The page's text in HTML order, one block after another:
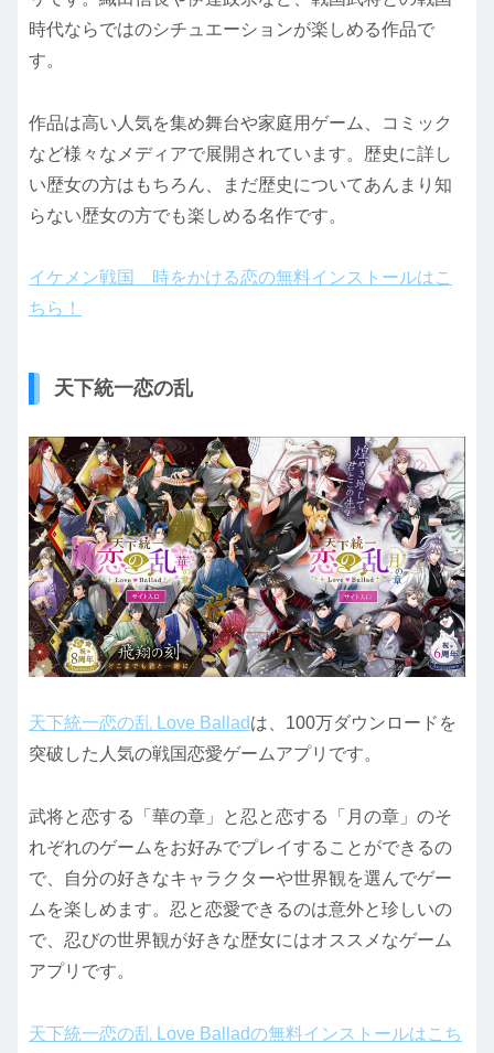
時代ならではのシチュエーションが楽しめる作品で
す。
作品は高い人気を集め舞台や家庭用ゲーム、コミック
など様々なメディアで展開されています。歴史に詳し
い歴女の方はもちろん、まだ歴史についてあんまり知
らない歴女の方でも楽しめる名作です。
イケメン戦国 時をかける恋の無料インストールはこ
ちら！
天下統一恋の乱
天下統一恋の乱 Love Balladは、100万ダウンロードを
突破した人気の戦国恋愛ゲームアプリです。
武将と恋する「華の章」と忍と恋する「月の章」のそ
れぞれのゲームをお好みでプレイすることができるの
で、自分の好きなキャラクターや世界観を選んでゲー
ムを楽しめます。忍と恋愛できるのは意外と珍しいの
で、忍びの世界観が好きな歴女にはオススメなゲーム
アプリです。
天下統一恋の乱 Love Balladの無料インストールはこち